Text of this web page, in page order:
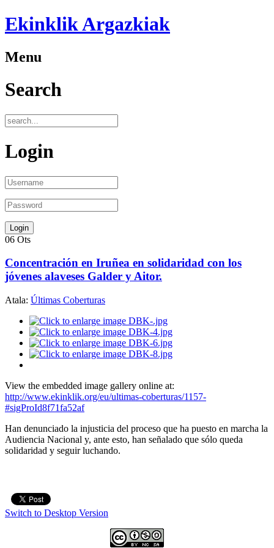
Ekinklik Argazkiak
Menu
Search
Login
06 Ots
Concentración en Iruñea en solidaridad con los
jóvenes alaveses Galder y Aitor.
Atala: Últimas Coberturas
View the embedded image gallery online at:
http://www.ekinklik.org/eu/ultimas-coberturas/1157-
#sigProId8f71fa52af
Han denunciado la injusticia del proceso que ha puesto en marcha la
Audiencia Nacional y, ante esto, han señalado que sólo queda
solidaridad y seguir luchando.
Switch to Desktop Version